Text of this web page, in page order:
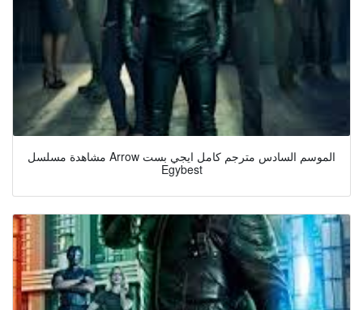
مشاهدة مسلسل Arrow الموسم السادس مترجم كامل ايجي بست
Egybest